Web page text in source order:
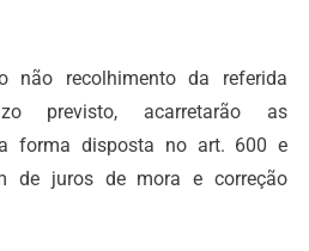
não recolhimento da referida
previsto, acarretarão as
forma disposta no art. 600 e
de juros de mora e correção